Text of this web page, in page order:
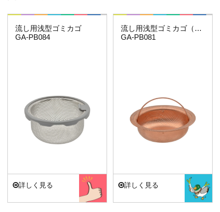
流し用浅型ゴミカゴ
GA-PB084
詳しく見る
流し用浅型ゴミカゴ（銅製）
GA-PB081
詳しく見る